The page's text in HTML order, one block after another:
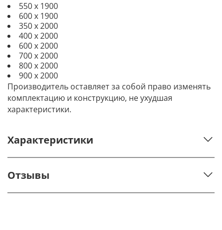
550 х 1900
600 х 1900
350 х 2000
400 х 2000
600 х 2000
700 х 2000
800 х 2000
900 х 2000
Производитель оставляет за собой право изменять
комплектацию и конструкцию, не ухудшая
характеристики.
Характеристики
Отзывы